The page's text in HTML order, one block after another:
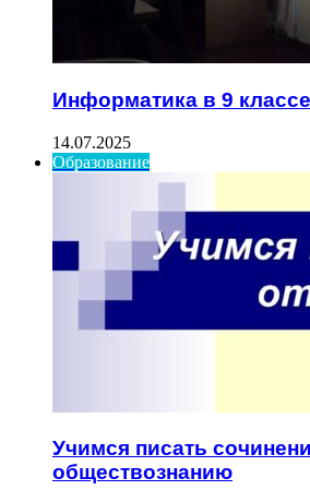
Информатика в 9 классе
14.07.2025
Образование
Учимся писать
обществознанию